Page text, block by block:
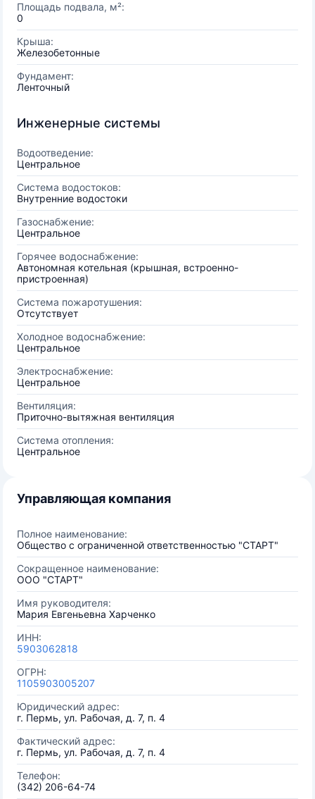
Площадь подвала, м²:
0
Крыша:
Железобетонные
Фундамент:
Ленточный
Инженерные системы
Водоотведение:
Центральное
Система водостоков:
Внутренние водостоки
Газоснабжение:
Центральное
Горячее водоснабжение:
Автономная котельная (крышная, встроенно-
пристроенная)
Система пожаротушения:
Отсутствует
Холодное водоснабжение:
Центральное
Электроснабжение:
Центральное
Вентиляция:
Приточно-вытяжная вентиляция
Система отопления:
Центральное
Управляющая компания
Полное наименование:
Общество с ограниченной ответственностью "СТАРТ"
Сокращенное наименование:
ООО "СТАРТ"
Имя руководителя:
Мария Евгеньевна Харченко
ИНН:
5903062818
ОГРН:
1105903005207
Юридический адрес:
г. Пермь, ул. Рабочая, д. 7, п. 4
Фактический адрес:
г. Пермь, ул. Рабочая, д. 7, п. 4
Телефон:
(342) 206-64-74